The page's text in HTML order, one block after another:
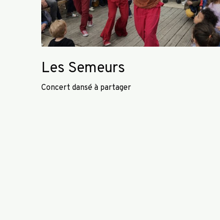
r
s
Les Semeurs
Concert dansé à partager